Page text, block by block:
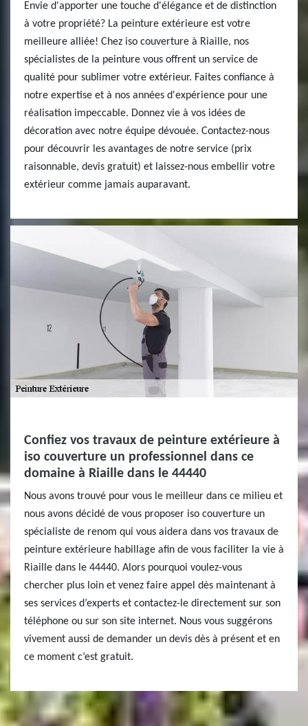
Envie d'apporter une touche d'élégance et de distinction
à votre propriété? La peinture extérieure est votre
meilleure alliée! Chez iso couverture à Riaille, nos
spécialistes de la peinture vous offrent un service de
qualité pour sublimer votre extérieur. Faites confiance à
notre expertise et à nos années d'expérience pour une
réalisation impeccable. Donnez vie à vos idées de
décoration avec notre équipe dévouée. Contactez-nous
pour découvrir les avantages de notre service (prix
raisonnable, devis gratuit) et laissez-nous embellir votre
extérieur comme jamais auparavant.
Confiez vos travaux de peinture extérieure à
iso couverture un professionnel dans ce
domaine à Riaille dans le 44440
Nous avons trouvé pour vous le meilleur dans ce milieu et
nous avons décidé de vous proposer iso couverture un
spécialiste de renom qui vous aidera dans vos travaux de
peinture extérieure habillage afin de vous faciliter la vie à
Riaille dans le 44440. Alors pourquoi voulez-vous
chercher plus loin et venez faire appel dès maintenant à
ses services d’experts et contactez-le directement sur son
téléphone ou sur son site internet. Nous vous suggérons
vivement aussi de demander un devis dès à présent et en
ce moment c’est gratuit.